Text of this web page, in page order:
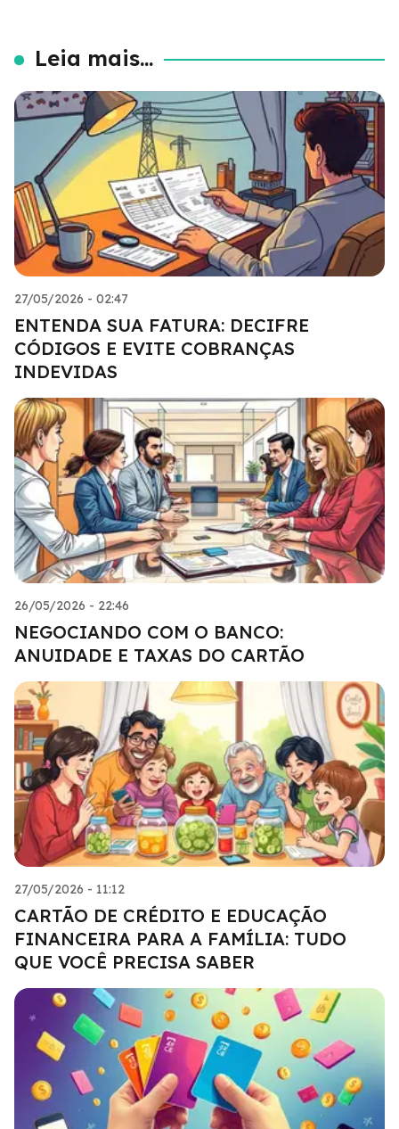
Leia mais...
27/05/2026 - 02:47
ENTENDA SUA FATURA: DECIFRE
CÓDIGOS E EVITE COBRANÇAS
INDEVIDAS
26/05/2026 - 22:46
NEGOCIANDO COM O BANCO:
ANUIDADE E TAXAS DO CARTÃO
27/05/2026 - 11:12
CARTÃO DE CRÉDITO E EDUCAÇÃO
FINANCEIRA PARA A FAMÍLIA: TUDO
QUE VOCÊ PRECISA SABER